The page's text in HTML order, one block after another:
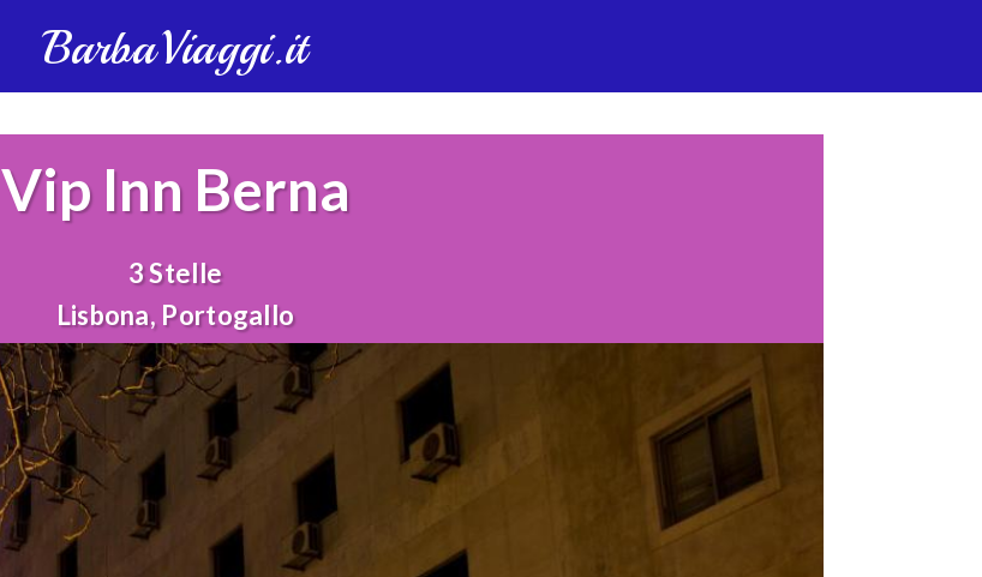
BarbaViaggi.it
Vip Inn Berna
3 Stelle
Lisbona, Portogallo